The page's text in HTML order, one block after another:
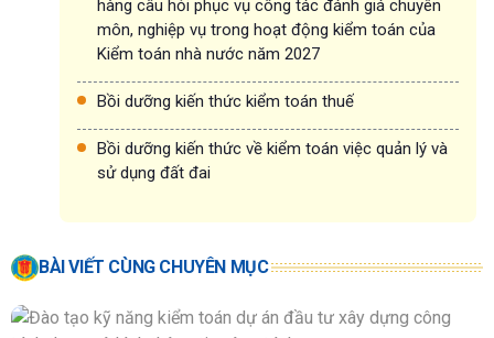
hàng câu hỏi phục vụ công tác đánh giá chuyên
môn, nghiệp vụ trong hoạt động kiểm toán của
Kiểm toán nhà nước năm 2027
Bồi dưỡng kiến thức kiểm toán thuế
Bồi dưỡng kiến thức về kiểm toán việc quản lý và
sử dụng đất đai
BÀI VIẾT CÙNG CHUYÊN MỤC